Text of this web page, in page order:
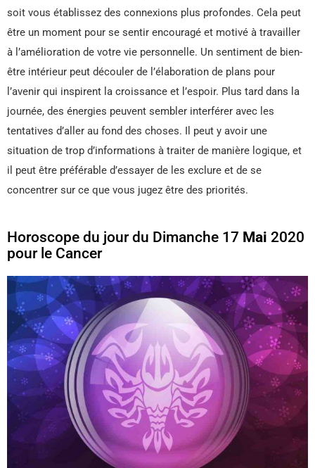
soit vous établissez des connexions plus profondes. Cela peut
être un moment pour se sentir encouragé et motivé à travailler
à l’amélioration de votre vie personnelle. Un sentiment de bien-
être intérieur peut découler de l’élaboration de plans pour
l’avenir qui inspirent la croissance et l’espoir. Plus tard dans la
journée, des énergies peuvent sembler interférer avec les
tentatives d’aller au fond des choses. Il peut y avoir une
situation de trop d’informations à traiter de manière logique, et
il peut être préférable d’essayer de les exclure et de se
concentrer sur ce que vous jugez être des priorités.
Horoscope du jour du Dimanche 17 Mai 2020
pour le Cancer